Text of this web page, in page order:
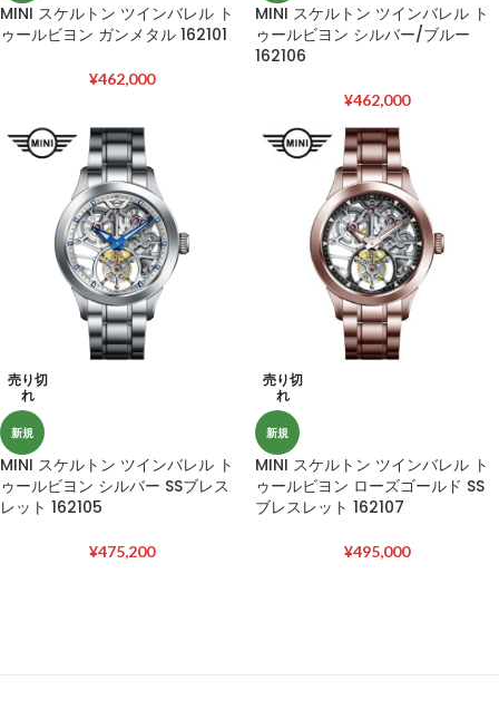
MINI スケルトン ツインバレル ト
ゥールビヨン ガンメタル 162101
¥462,000
MINI スケルトン ツインバレル ト
ゥールビヨン シルバー/ブルー
162106
¥462,000
売り切
れ
新規
MINI スケルトン ツインバレル ト
ゥールビヨン シルバー SSブレス
レット 162105
¥475,200
売り切
れ
新規
MINI スケルトン ツインバレル ト
ゥールビヨン ローズゴールド SS
ブレスレット 162107
¥495,000